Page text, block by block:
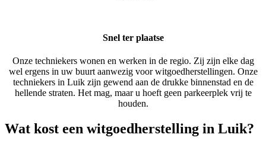
Snel ter plaatse
Onze techniekers wonen en werken in de regio. Zij zijn elke dag
wel ergens in uw buurt aanwezig voor witgoedherstellingen. Onze
techniekers in Luik zijn gewend aan de drukke binnenstad en de
hellende straten. Het mag, maar u hoeft geen parkeerplek vrij te
houden.
Wat kost een witgoedherstelling in Luik?